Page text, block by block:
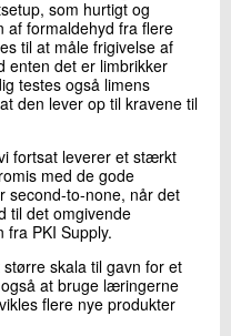
som hurtigt og
af formaldehyd fra flere
til at måle frigivelse af
enten det er limbrikker
testes også limens
den lever op til kravene til
fortsat leverer et stærkt
med de gode
second-to-none, når det
til det omgivende
PKI Supply.
skala til gavn for et
at bruge læringerne
flere nye produkter